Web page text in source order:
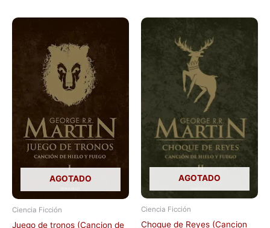
AGOTADO
Ciencia Ficción
Juego de tronos (Cancion de
AGOTADO
Ciencia Ficción
Choque de Reyes (Cancion